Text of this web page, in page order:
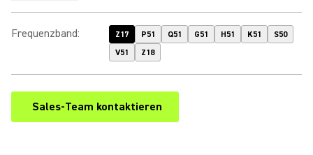
Frequenzband: Z17 P51 Q51 G51 H51 K51
S50
V51
Z18
Sales-Team kontaktieren